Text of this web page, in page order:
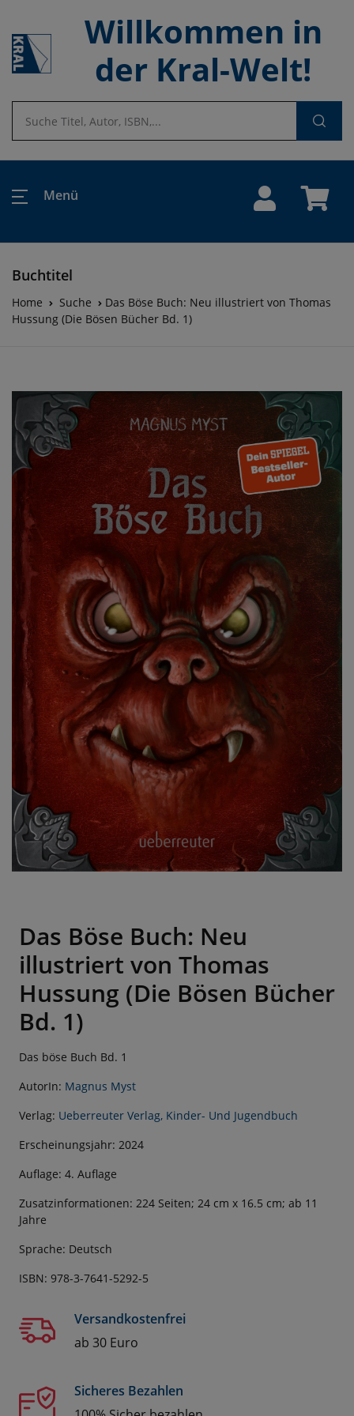
Willkommen in
der Kral-Welt!
Menü
Buchtitel
Home Suche
Das Böse Buch: Neu illustriert von Thomas
Hussung (Die Bösen Bücher Bd. 1)
Das Böse Buch: Neu
illustriert von Thomas
Hussung (Die Bösen Bücher
Bd. 1)
Das böse Buch Bd. 1
AutorIn: Magnus Myst
Verlag: Ueberreuter Verlag, Kinder- Und Jugendbuch
Erscheinungsjahr: 2024
Auflage: 4. Auflage
Zusatzinformationen: 224 Seiten; 24 cm x 16.5 cm; ab 11
Jahre
Sprache: Deutsch
ISBN: 978-3-7641-5292-5
Versandkostenfrei
ab 30 Euro
Sicheres Bezahlen